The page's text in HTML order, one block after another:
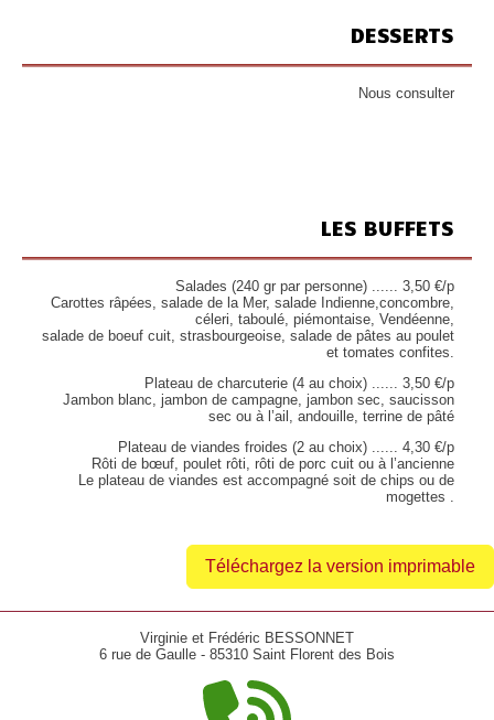
DESSERTS
Nous consulter
LES BUFFETS
Salades (240 gr par personne) ...... 3,50 €/p
Carottes râpées, salade de la Mer, salade Indienne,concombre,
céleri, taboulé, piémontaise, Vendéenne,
salade de boeuf cuit, strasbourgeoise, salade de pâtes au poulet
et tomates confites.
Plateau de charcuterie (4 au choix) ...... 3,50 €/p
Jambon blanc, jambon de campagne, jambon sec, saucisson
sec ou à l’ail, andouille, terrine de pâté
Plateau de viandes froides (2 au choix) ...... 4,30 €/p
Rôti de bœuf, poulet rôti, rôti de porc cuit ou à l’ancienne
Le plateau de viandes est accompagné soit de chips ou de
mogettes .
Téléchargez la version imprimable
Virginie et Frédéric BESSONNET
6 rue de Gaulle - 85310 Saint Florent des Bois